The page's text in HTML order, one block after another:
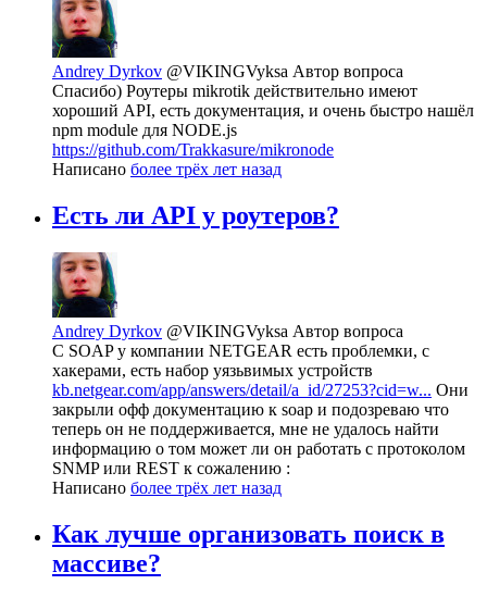
Andrey Dyrkov @VIKINGVyksa Автор вопроса
Спасибо) Роутеры mikrotik действительно имеют
хороший API, есть документация, и очень быстро нашёл
npm module для NODE.js
https://github.com/Trakkasure/mikronode
Написано более трёх лет назад
Есть ли API у роутеров?
Andrey Dyrkov @VIKINGVyksa Автор вопроса
С SOAP у компании NETGEAR есть проблемки, с
хакерами, есть набор уязьвимых устройств
kb.netgear.com/app/answers/detail/a_id/27253?cid=w... Они
закрыли офф документацию к soap и подозреваю что
теперь он не поддерживается, мне не удалось найти
информацию о том может ли он работать с протоколом
SNMP или REST к сожалению :
Написано более трёх лет назад
Как лучше организовать поиск в
массиве?